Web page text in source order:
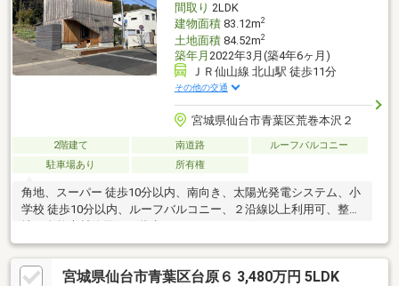
間取り 2LDK
建物面積83.12m2
土地面積84.52m2
築年月 2022年3月(築4年6ヶ月)
ＪＲ仙山線 北山駅 徒歩11分
その他の交通
宮城県仙台市青葉区荒巻本沢２
2階建て 南道路
ルーフバルコニー
駐車場あり
所有権
角地、スーパー 徒歩10分以内、南向き、太陽光発電システム、小
学校 徒歩10分以内、ルーフバルコニー、２沿線以上利用可、整形
宮城県仙台市青葉区台原６ 3,480万円 5LDK